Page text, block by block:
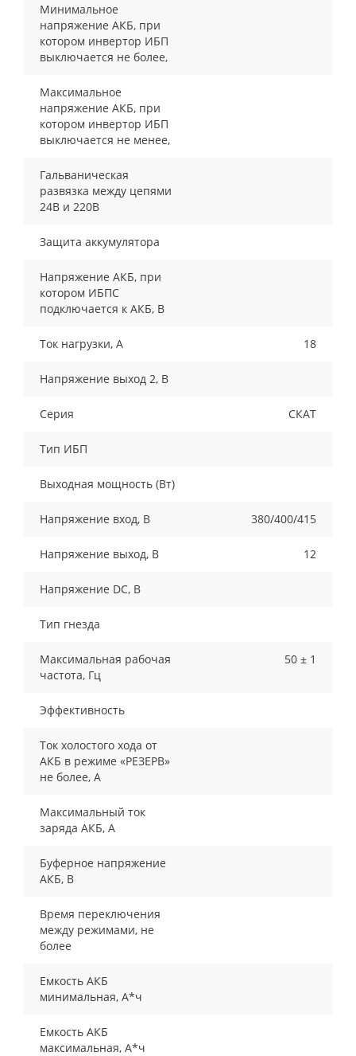
Минимальное
напряжение АКБ, при
котором инвертор ИБП
выключается не более,
Максимальное
напряжение АКБ, при
котором инвертор ИБП
выключается не менее,
Гальваническая
развязка между цепями
24В и 220В
Защита аккумулятора
Напряжение АКБ, при
котором ИБПС
подключается к АКБ, В
Ток нагрузки, A 18
Напряжение выход 2, В
Серия СКАТ
Тип ИБП
Выходная мощность (Вт)
Напряжение вход, В 380/400/415
Напряжение выход, В 12
Напряжение DC, В
Тип гнезда
Максимальная рабочая
частота, Гц
50 ± 1
Эффективность
Ток холостого хода от
АКБ в режиме «РЕЗЕРВ»
не более, А
Максимальный ток
заряда АКБ, А
Буферное напряжение
АКБ, В
Время переключения
между режимами, не
более
Емкость АКБ
минимальная, А*ч
Емкость АКБ
максимальная, А*ч